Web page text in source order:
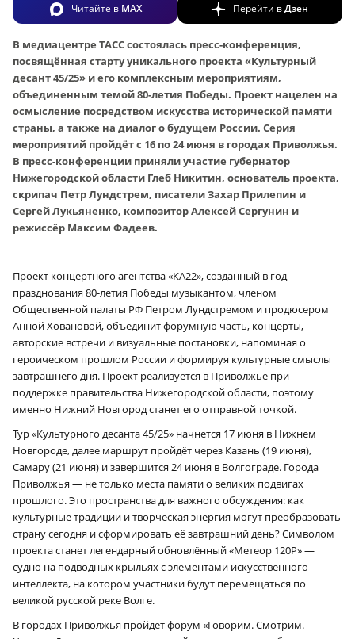
Читайте в MAX Перейти вДзен
В медиацентре ТАСС состоялась пресс-конференция,
посвящённая старту уникального проекта «Культурный
десант 45/25» и его комплексным мероприятиям,
объединенным темой 80-летия Победы. Проект нацелен на
осмысление посредством искусства исторической памяти
страны, а также на диалог о будущем России. Серия
мероприятий пройдёт с 16 по 24 июня в городах Приволжья.
В пресс-конференции приняли участие губернатор
Нижегородской области Глеб Никитин, основатель проекта,
скрипач Петр Лундстрем, писатели Захар Прилепин и
Сергей Лукьяненко, композитор Алексей Сергунин и
режиссёр Максим Фадеев.
Проект концертного агентства «КА22», созданный в год
празднования 80-летия Победы музыкантом, членом
Общественной палаты РФ Петром Лундстремом и продюсером
Анной Ховановой, объединит форумную часть, концерты,
авторские встречи и визуальные постановки, напоминая о
героическом прошлом России и формируя культурные смыслы
завтрашнего дня. Проект реализуется в Приволжье при
поддержке правительства Нижегородской области, поэтому
именно Нижний Новгород станет его отправной точкой.
Тур «Культурного десанта 45/25» начнется 17 июня в Нижнем
Новгороде, далее маршрут пройдёт через Казань (19 июня),
Самару (21 июня) и завершится 24 июня в Волгограде. Города
Приволжья — не только места памяти о великих подвигах
прошлого. Это пространства для важного обсуждения: как
культурные традиции и творческая энергия могут преобразовать
страну сегодня и сформировать её завтрашний день? Символом
проекта станет легендарный обновлённый «Метеор 120Р» —
судно на подводных крыльях с элементами искусственного
интеллекта, на котором участники будут перемещаться по
великой русской реке Волге.
В городах Приволжья пройдёт форум «Говорим. Смотрим.